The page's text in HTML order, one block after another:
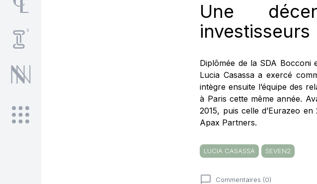
Une
investisseurs
Diplômée de la SDA Bocconi
Lucia Casassa a exercé
intègre ensuite l’équipe des
à Paris cette même année.
2015, puis celle d’Eurazeo
Apax Partners.
LUCIA CASASSA SEVEN2
Commentaires (0)